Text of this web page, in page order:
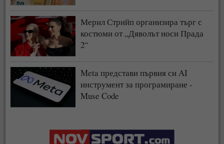
Мерил Стрийп организира търг с
костюми от „Дяволът носи Прада
2“
Meta представи първия си AI
инструмент за програмиране -
Muse Code